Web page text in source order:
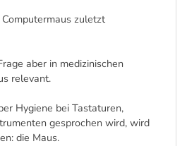
zuletzt
aber in medizinischen
relevant.
Hygiene bei Tastaturen,
gesprochen wird, wird
die Maus.